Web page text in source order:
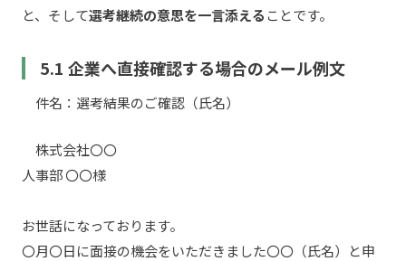
と、そして選考継続の意思を一言添えることです。
5.1 企業へ直接確認する場合のメール例文
件名：選考結果のご確認（氏名）
株式会社〇〇
人事部 〇〇様
お世話になっております。
〇月〇日に面接の機会をいただきました〇〇（氏名）と申